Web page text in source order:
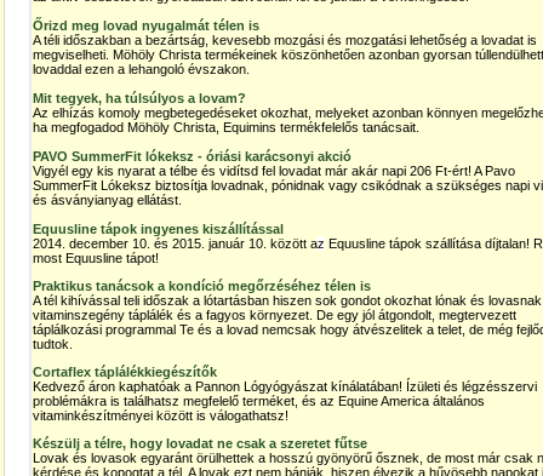
Őrizd meg lovad nyugalmát télen is
A téli időszakban a bezártság, kevesebb mozgási és mozgatási lehetőség a lovadat is
megviselheti. Möhöly Christa termékeinek köszönhetően azonban gyorsan
lovaddal ezen a lehangoló évszakon.
Mit tegyek, ha túlsúlyos a lovam?
Az elhízás komoly megbetegedéseket okozhat, melyeket azonban könnyen
ha megfogadod Möhöly Christa, Equimins termékfelelős tanácsait.
PAVO SummerFit lókeksz - óriási karácsonyi akció
Vigyél egy kis nyarat a télbe és vidítsd fel lovadat már akár napi 206 Ft-ért! A Pavo
SummerFit Lókeksz biztosítja lovadnak, pónidnak vagy csikódnak a szükséges napi
és ásványianyag ellátást.
Equusline tápok ingyenes kiszállítással
2014. december 10. és 2015. január 10. között az Equusline tápok szállítása díjtalan!
most Equusline tápot!
Praktikus tanácsok a kondíció megőrzéséhez télen is
A tél kihívással teli időszak a lótartásban hiszen sok gondot okozhat lónak és
vitaminszegény táplálék és a fagyos környezet. De egy jól átgondolt, megtervezett
táplálkozási programmal Te és a lovad nemcsak hogy átvészelitek a telet, de még
tudtok.
Cortaflex táplálékkiegészítők
Kedvező áron kaphatóak a Pannon Lógyógyászat kínálatában! Ízületi és légzésszervi
problémákra is találhatsz megfelelő terméket, és az Equine America általános
vitaminkészítményei között is válogathatsz!
Készülj a télre, hogy lovadat ne csak a szeretet fűtse
Lovak és lovasok egyaránt örülhettek a hosszú gyönyörű ősznek, de most már csak
kérdése és kopogtat a tél. A lovak ezt nem bánják, hiszen élvezik a hűvösebb napokat